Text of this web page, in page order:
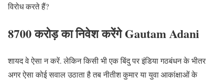
विरोध करते हैं?
8700 करोड़ का निवेश करेंगे Gautam Adani
शायद वे ऐसा न करें. लेकिन किसी भी एक बिंदु पर इंडिया गठबंधन के भीतर
अगर ऐसा कोई सवाल उठाता है तब नीतीश कुमार या युवा आकांक्षाओं के